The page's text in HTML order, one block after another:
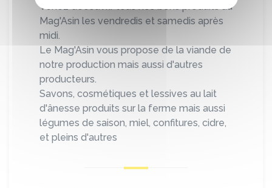
Venez découvrir tous nos bons produits au
Mag'Asin les vendredis et samedis après
midi.
Le Mag'Asin vous propose de la viande de
notre production mais aussi d'autres
producteurs.
Savons, cosmétiques et lessives au lait
d'ânesse produits sur la ferme mais aussi
légumes de saison, miel, confitures, cidre,
et pleins d'autres